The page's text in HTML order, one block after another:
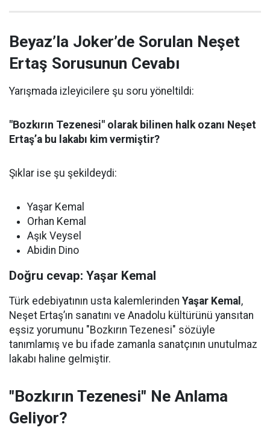
Beyaz’la Joker’de Sorulan Neşet
Ertaş Sorusunun Cevabı
Yarışmada izleyicilere şu soru yöneltildi:
"Bozkırın Tezenesi" olarak bilinen halk ozanı Neşet
Ertaş’a bu lakabı kim vermiştir?
Şıklar ise şu şekildeydi:
Yaşar Kemal
Orhan Kemal
Aşık Veysel
Abidin Dino
Doğru cevap: Yaşar Kemal
Türk edebiyatının usta kalemlerinden Yaşar Kemal ,
Neşet Ertaş’ın sanatını ve Anadolu kültürünü yansıtan
eşsiz yorumunu "Bozkırın Tezenesi" sözüyle
tanımlamış ve bu ifade zamanla sanatçının unutulmaz
lakabı haline gelmiştir.
"Bozkırın Tezenesi" Ne Anlama
Geliyor?